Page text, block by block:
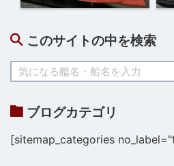
このサイトの中を検索
ブログカテゴリ
[sitemap_categories